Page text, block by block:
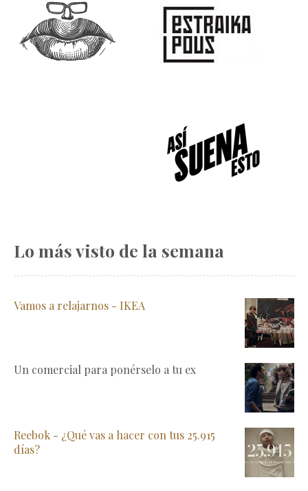
Lo más visto de la semana
Vamos a relajarnos - IKEA
Un comercial para ponérselo a tu ex
Reebok - ¿Qué vas a hacer con tus 25.915
días?